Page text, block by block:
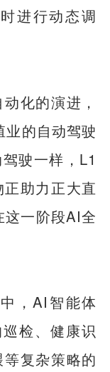
进行动态调
化的演进，
业的自动驾驶
驶一样，L1
助力正大直
一阶段AI全
，AI智能体
检、健康识
复杂策略的